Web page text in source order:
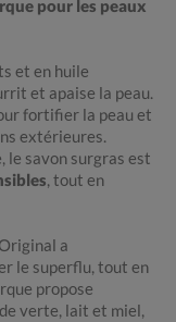
pour les peaux
et en huile
et apaise la peau.
fortifier la peau et
extérieures.
le savon surgras est
, tout en
a
le superflu, tout en
propose
verte, lait et miel,